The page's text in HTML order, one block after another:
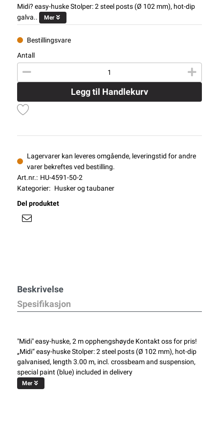
Midi? easy-huske Stolper: 2 steel posts (Ø 102 mm), hot-dip
galva..
Mer
Bestillingsvare
Antall
Legg til Handlekurv
Lagervarer kan leveres omgående, leveringstid for andre
varer bekreftes ved bestilling.
Art.nr.: HU-4591-50-2
Kategorier: Husker og taubaner
Del produktet
Beskrivelse
Spesifikasjon
"Midi" easy-huske, 2 m opphengshøyde Kontakt oss for pris!
„Midi“ easy-huske Stolper: 2 steel posts (Ø 102 mm), hot-dip
galvanised, length 3.00 m, incl. crossbeam and suspension,
special paint (blue) included in delivery
Mer